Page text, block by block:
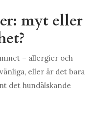
myt eller
– allergier och
eller är det bara
det hundälskande